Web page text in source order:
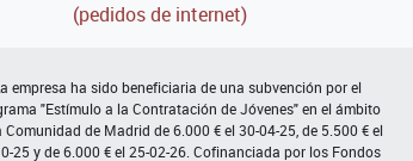
(pedidos de internet)
empresa ha sido beneficiaria de una subvención por el
"Estímulo a la Contratación de Jóvenes" en el ámbito
Comunidad de Madrid de 6.000 € el 30-04-25, de 5.500 € el
25 y de 6.000 € el 25-02-26. Cofinanciada por los Fondos